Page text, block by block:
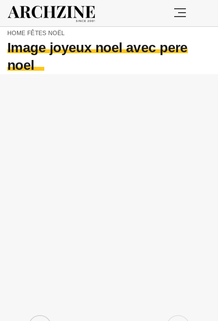
HOME FÊTES NOËL
Image joyeux noel avec pere
noel